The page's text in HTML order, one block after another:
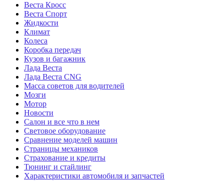
Веста Кросс
Веста Спорт
Жидкости
Климат
Колеса
Коробка передач
Кузов и багажник
Лада Веста
Лада Веста CNG
Масса советов для водителей
Мозги
Мотор
Новости
Салон и все что в нем
Световое оборудование
Сравнение моделей машин
Страницы механиков
Страхование и кредиты
Тюнинг и стайлинг
Характеристики автомобиля и запчастей